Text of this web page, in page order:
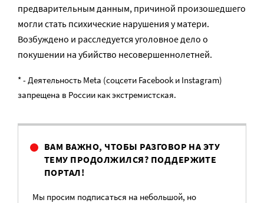
предварительным данным, причиной произошедшего
могли стать психические нарушения у матери.
Возбуждено и расследуется уголовное дело о
покушении на убийство несовершеннолетней.
* - Деятельность Meta (соцсети Facebook и Instagram)
запрещена в России как экстремистская.
ВАМ ВАЖНО, ЧТОБЫ РАЗГОВОР НА ЭТУ
ТЕМУ ПРОДОЛЖИЛСЯ? ПОДДЕРЖИТЕ
ПОРТАЛ!
Мы просим подписаться на небольшой, но